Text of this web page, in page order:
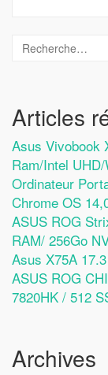
Articles
Asus Vivobook
Ram/Intel
Ordinateur
Chrome OS
ASUS ROG
RAM/ 256Go
Asus X75A
ASUS ROG
7820HK / 512
Archives